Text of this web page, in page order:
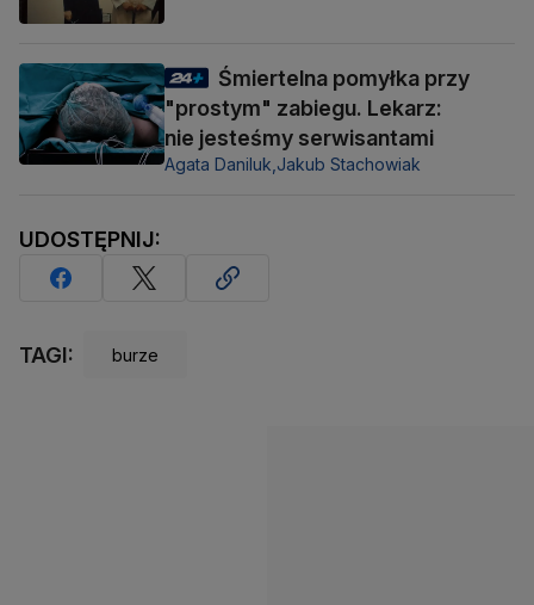
Śmiertelna pomyłka przy
"prostym" zabiegu. Lekarz:
nie jesteśmy serwisantami
Agata Daniluk,Jakub Stachowiak
UDOSTĘPNIJ:
TAGI: burze